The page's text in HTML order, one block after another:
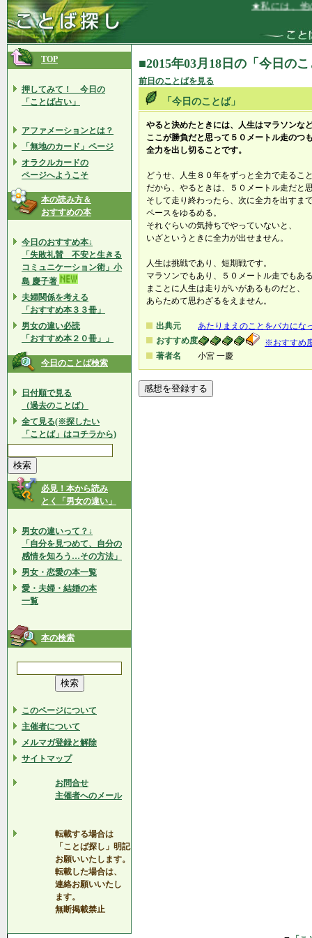
★私には、他の
TOP
押してみて！ 今日の
「ことば占い」
アファメーションとは？
「無地のカード」ページ
オラクルカードの
ページへようこそ
本の読み方＆
おすすめの本
今日のおすすめ本↓
「失敗礼賛 不安と生きる
コミュニケーション術」小
島 慶子著
夫婦関係を考える
「おすすめ本３３冊」
男女の違い必読
「おすすめ本２０冊」」
今日のことば検索
日付順で見る
（過去のことば）
全て見る(※探したい
「ことば」はコチラから)
必見！本から読み
とく「男女の違い」
男女の違いって？↓
「自分を見つめて、自分の
感情を知ろう…その方法」
男女・恋愛の本一覧
愛・夫婦・結婚の本
一覧
本の検索
このページについて
主催者について
メルマガ登録と解除
サイトマップ
お問合せ
主催者へのメール
転載する場合は
「ことば探し」明記
お願いいたします。
転載した場合は、
連絡お願いいたし
ます。
無断掲載禁止
■2015年03月18日の「今日の
前日のことばを見る
「今日のことば」
やると決めたときには、人生はマラソンな
ここが勝負だと思って５０メートル走のつ
全力を出し切ることです。
どうせ、人生８０年をずっと全力で走るこ
だから、やるときは、５０メートル走だと
そして走り終わったら、次に全力を出すま
ペースをゆるめる。
それぐらいの気持ちでやっていないと、
いざというときに全力が出せません。
人生は挑戦であり、短期戦です。
マラソンでもあり、５０メートル走でもあ
まことに人生は走りがいがあるものだと、
あらためて思わざるをえません。
出典元
あたりまえのことをバカにな
おすすめ度
※おすすめ
著者名
小宮 一慶